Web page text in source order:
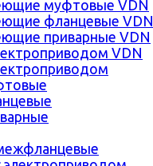
муфтовые VDN
фланцевые VDN
приварные VDN
VDN